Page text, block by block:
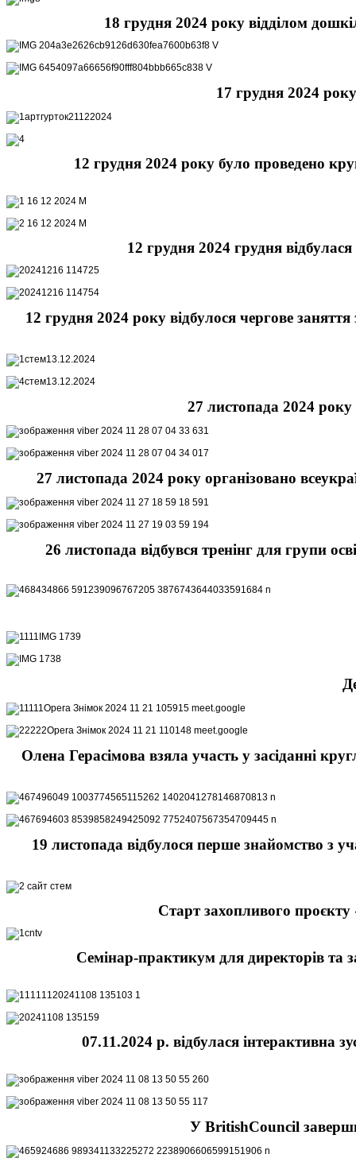
18 грудня 2024 року відділом
17 грудня 2024
12 грудня 2024 року було проведено
12 грудня 2024 грудня
12 грудня 2024 року відбулося чергове
27 листопада 2024
27 листопада 2024 року організовано
26 листопада відбувся тренінг для групи
Олена Герасімова взяла участь у засіданні
19 листопада відбулося перше знайомство з
Старт захопливого проєкту
Семінар-практикум для директорів та
07.11.2024 р. відбулася інтерактивна
У BritishCouncil